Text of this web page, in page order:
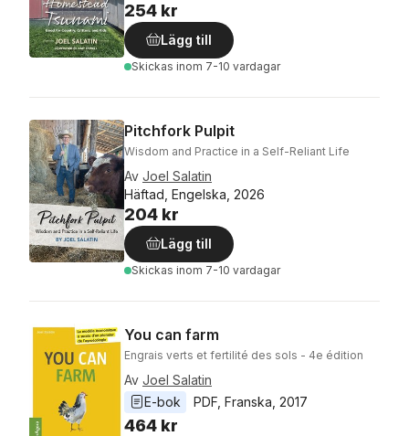
254 kr
Lägg till
Skickas inom 7-10 vardagar
Pitchfork Pulpit
Wisdom and Practice in a Self-Reliant Life
Av Joel Salatin
Häftad, Engelska, 2026
204 kr
Lägg till
Skickas inom 7-10 vardagar
You can farm
Engrais verts et fertilité des sols - 4e édition
Av Joel Salatin
E-bok
PDF Franska 2017
464 kr